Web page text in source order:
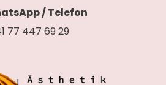
/ Telefon
77 447 69 29